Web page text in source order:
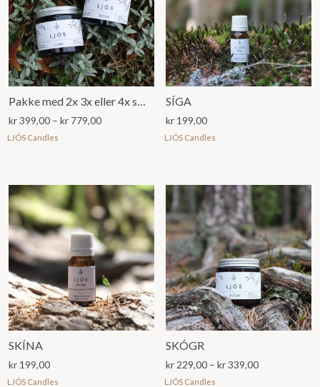
Pakke med 2x 3x eller 4x små 100g LJÓS duftllys
kr399,00 – kr 779,00Prisområde:
LJÓS Candles
SÍGA
kr 199,00
LJÓS Candles
SKÍNA
kr 199,00
LJÓS Candles
SKÓGR
kr 229,00 – kr339,00Prisområde:
LJÓS Candles